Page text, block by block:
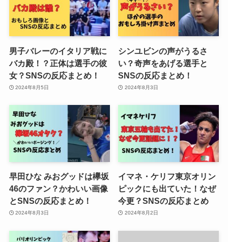
男子バレーのイタリア戦に
バカ殿！？正体は選手の彼
女？SNSの反応まとめ！
2024年8月5日
シンユビンの声がうるさ
い？奇声をあげる選手と
SNSの反応まとめ！
2024年8月3日
早田ひな みおグッドは欅坂
46のファン？かわいい画像
とSNSの反応まとめ！
2024年8月3日
イマネ・ケリフ東京オリン
ピックにも出ていた！なぜ
今更？SNSの反応まとめ
2024年8月2日